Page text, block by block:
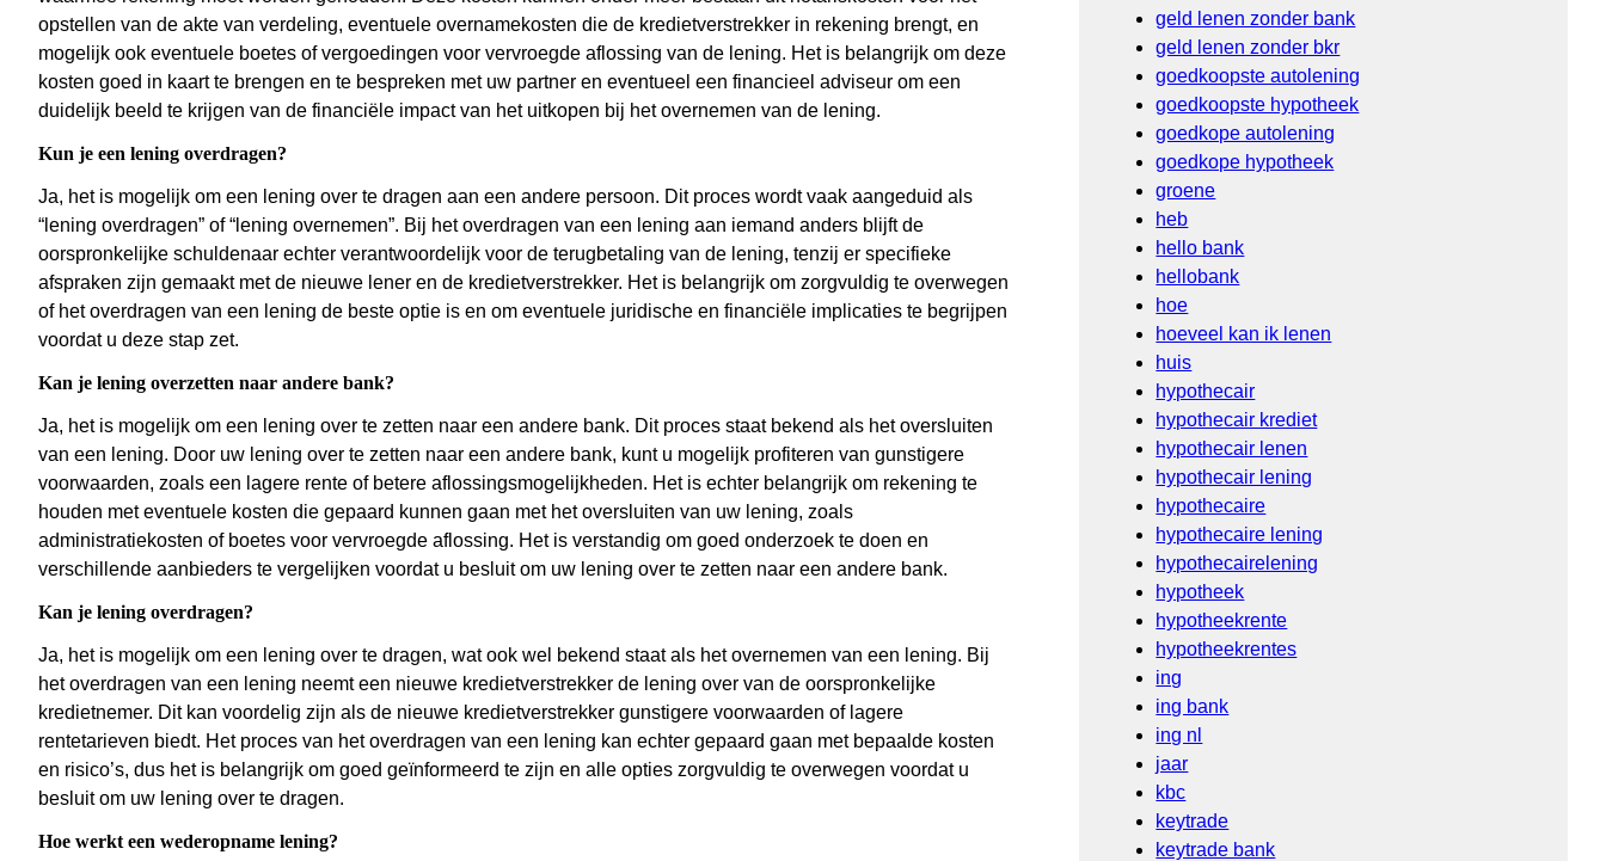
opstellen van de akte van verdeling, eventuele overnamekosten die de kredietverstrekker in rekening brengt, en
mogelijk ook eventuele boetes of vergoedingen voor vervroegde aflossing van de lening. Het is belangrijk om deze
kosten goed in kaart te brengen en te bespreken met uw partner en eventueel een financieel adviseur om een
duidelijk beeld te krijgen van de financiële impact van het uitkopen bij het overnemen van de lening.
Kun je een lening overdragen?
Ja, het is mogelijk om een lening over te dragen aan een andere persoon. Dit proces wordt vaak aangeduid als
“lening overdragen” of “lening overnemen”. Bij het overdragen van een lening aan iemand anders blijft de
oorspronkelijke schuldenaar echter verantwoordelijk voor de terugbetaling van de lening, tenzij er specifieke
afspraken zijn gemaakt met de nieuwe lener en de kredietverstrekker. Het is belangrijk om zorgvuldig te overwegen
of het overdragen van een lening de beste optie is en om eventuele juridische en financiële implicaties te begrijpen
voordat u deze stap zet.
Kan je lening overzetten naar andere bank?
Ja, het is mogelijk om een lening over te zetten naar een andere bank. Dit proces staat bekend als het oversluiten
van een lening. Door uw lening over te zetten naar een andere bank, kunt u mogelijk profiteren van gunstigere
voorwaarden, zoals een lagere rente of betere aflossingsmogelijkheden. Het is echter belangrijk om rekening te
houden met eventuele kosten die gepaard kunnen gaan met het oversluiten van uw lening, zoals
administratiekosten of boetes voor vervroegde aflossing. Het is verstandig om goed onderzoek te doen en
verschillende aanbieders te vergelijken voordat u besluit om uw lening over te zetten naar een andere bank.
Kan je lening overdragen?
Ja, het is mogelijk om een lening over te dragen, wat ook wel bekend staat als het overnemen van een lening. Bij
het overdragen van een lening neemt een nieuwe kredietverstrekker de lening over van de oorspronkelijke
kredietnemer. Dit kan voordelig zijn als de nieuwe kredietverstrekker gunstigere voorwaarden of lagere
rentetarieven biedt. Het proces van het overdragen van een lening kan echter gepaard gaan met bepaalde kosten
en risico’s, dus het is belangrijk om goed geïnformeerd te zijn en alle opties zorgvuldig te overwegen voordat u
besluit om uw lening over te dragen.
Hoe werkt een wederopname lening?
geld lenen zonder bank
geld lenen zonder bkr
goedkoopste autolening
goedkoopste hypotheek
goedkope autolening
goedkope hypotheek
groene
heb
hello bank
hellobank
hoe
hoeveel kan ik lenen
huis
hypothecair
hypothecair krediet
hypothecair lenen
hypothecair lening
hypothecaire
hypothecaire lening
hypothecairelening
hypotheek
hypotheekrente
hypotheekrentes
ing
ing bank
ing nl
jaar
kbc
keytrade
keytrade bank